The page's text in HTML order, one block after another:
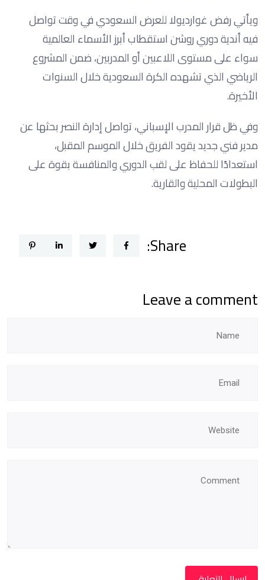
ويأتي رفض غوارديولا للعرض السعودي في وقت تواصل
فيه أندية دوري روشن استقطاب أبرز الأسماء العالمية
سواء على مستوى اللاعبين أو المدربين، ضمن المشروع
الرياضي الذي تشهده الكرة السعودية خلال السنوات
الأخيرة.
وفي ظل قرار المدرب الإسباني، تواصل إدارة النصر بحثها عن
مدير فني جديد يقود الفريق خلال الموسم المقبل،
استعدادًا للحفاظ على لقب الدوري والمنافسة بقوة على
البطولات المحلية والقارية.
Share:
Leave a comment